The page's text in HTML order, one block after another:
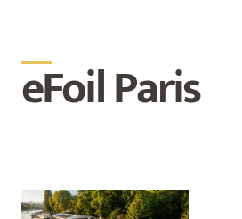
__
eFoil Paris